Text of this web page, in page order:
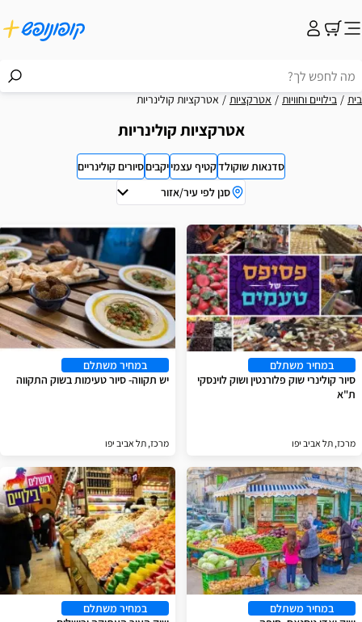
בית בילויים וחוויות אטרקציות אטרקציות קולינריות
אטרקציות קולינריות
סדנאות שוקולדקטיף עצמייקביםסיורים קולינריים
סנן לפי עיר/אזור
תוצאות
במחיר משתלם
סיור קולינרי שוק פלורנטין ושוק לוינסקי
ת"א
מרכז, תל אביב יפו
במחיר משתלם
יש תקווה- סיור טעימות בשוק התקווה
מרכז, תל אביב יפו
במחיר משתלם
במחיר משתלם